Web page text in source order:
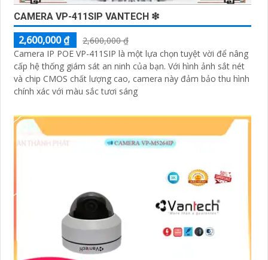
CAMERA VP-411SIP VANTECH ❇
2,600,000 ₫
2,600,000 ₫
Camera IP POE VP-411SIP là một lựa chọn tuyệt vời để nâng
cấp hệ thống giám sát an ninh của bạn. Với hình ảnh sắt nét
và chip CMOS chất lượng cao, camera này đảm bảo thu hình
chính xác với màu sắc tươi sáng